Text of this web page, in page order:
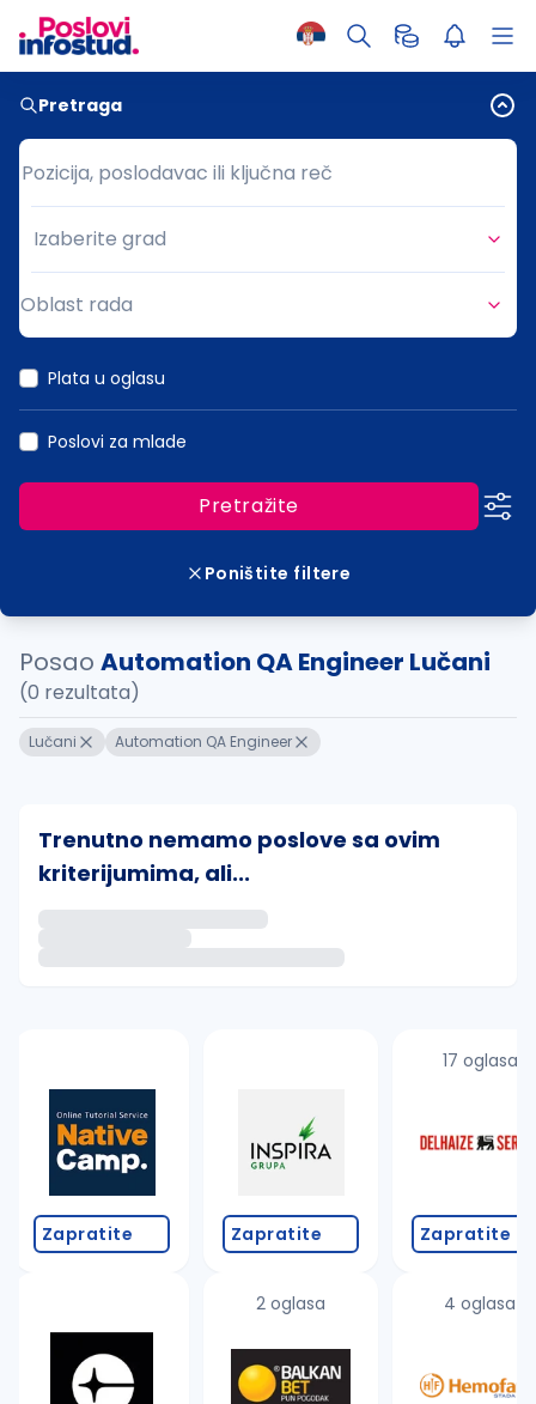
Pretraga
Pozicija, poslodavac ili ključna reč
Pozicija, poslodavac ili ključna reč
Grad
Izaberite grad
Oblast rada
Plata u oglasu
Poslovi za mlade
Pretražite
Poništite filtere
Posao Automation QA Engineer Lučani
(0 rezultata)
Lučani Automation QA Engineer
Trenutno nemamo poslove sa ovim
kriterijumima, ali...
Takođe možete da:
proverite pravopisne greške (koristite č, ć, š, đ,
povećajte radijus za odabrani grad
promenite odabrane filtere pretrage
Zapratite Zapratite
2 oglasa
17 oglasa
Zapratite
4 oglasa